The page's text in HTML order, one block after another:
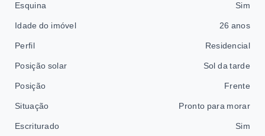
Esquina Sim
Idade do imóvel 26 anos
Perfil Residencial
Posição solar Sol da tarde
Posição Frente
Situação Pronto para morar
Escriturado Sim